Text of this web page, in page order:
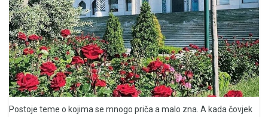
Postoje teme o kojima se mnogo priča a malo zna. A kada čovjek